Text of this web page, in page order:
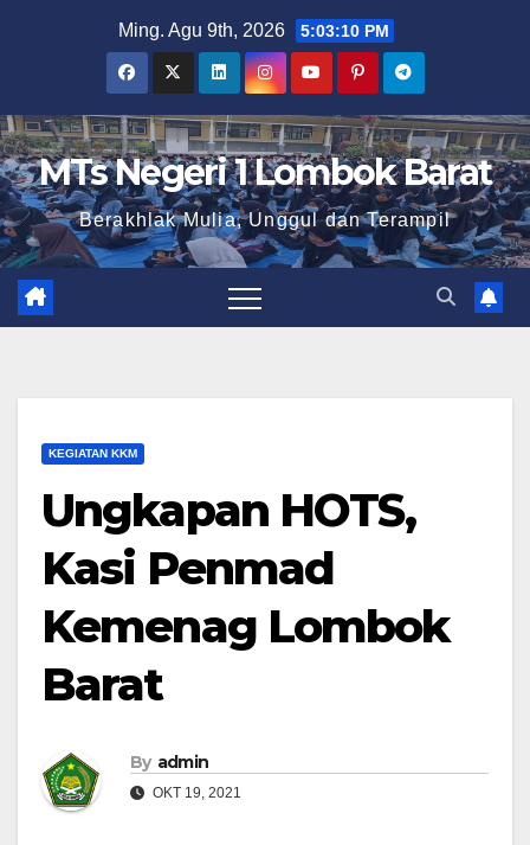
Ming. Agu 9th, 2026 5:03:11 PM
MTs Negeri 1 Lombok Barat
Berakhlak Mulia, Unggul dan Terampil
KEGIATAN KKM
Ungkapan HOTS,
Kasi Penmad
Kemenag Lombok
Barat
By admin
OKT 19, 2021